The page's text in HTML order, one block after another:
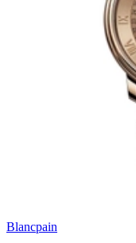
Blancpain